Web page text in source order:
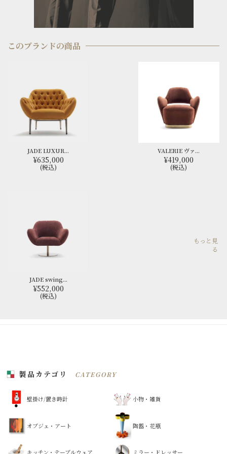
このブランドの商品
JADE LUXUR...
¥635,000
(税込)
VALERIE ヴァ...
¥419,000
(税込)
JADE swing...
¥552,000
(税込)
もっと見
る
製品カテゴリ CATEGORY
壁掛け/置き時計 小物・雑貨
オブジェ・アート 陶器・花瓶
キッチン・テーブルウェア ミラー・ドレッサー